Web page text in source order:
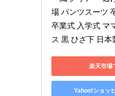
場 パンツスーツ
卒業式 入学式 マ
ス 黒 ひざ下 日本
楽天市場
Yahoo!ショッ